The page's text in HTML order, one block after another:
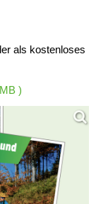
als kostenloses
)